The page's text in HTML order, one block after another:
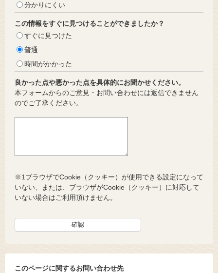
分かりにくい
この情報をすぐに見つけることができましたか？
すぐに見つけた
普通
時間がかかった
良かった点や悪かった点を具体的にお聞かせください。
本フォームからのご意見・お問い合わせには返信できません
のでご了承ください。
※1ブラウザでCookie（クッキー）が使用できる設定になって
いない、または、ブラウザがCookie（クッキー）に対応して
いない場合はご利用頂けません。
このページに関するお問い合わせ先